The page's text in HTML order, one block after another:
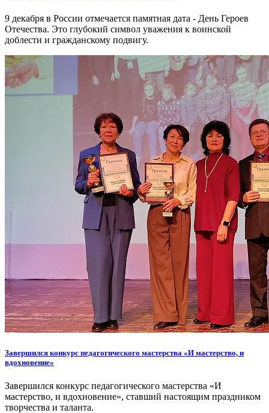
9 декабря в России отмечается памятная дата - День Героев
Отечества. Это глубокий символ уважения к воинской
доблести и гражданскому подвигу.
Завершился конкурс педагогического мастерства «И мастерство, и
вдохновение»
Завершился конкурс педагогического мастерства «И
мастерство, и вдохновение», ставший настоящим праздником
творчества и таланта.